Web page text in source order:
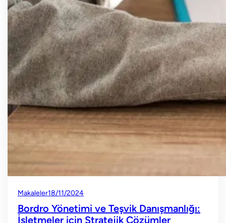
Makaleler18/11/2024
Bordro Yönetimi ve Teşvik Danışmanlığı:
İşletmeler için Stratejik Çözümler